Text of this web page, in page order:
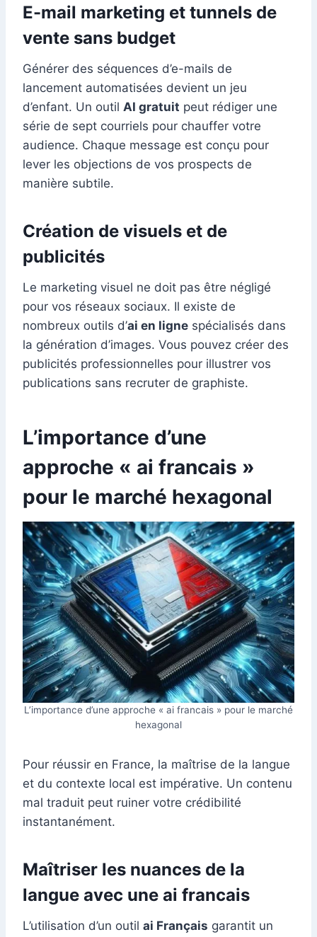
E-mail marketing et tunnels de
vente sans budget
Générer des séquences d’e-mails de
lancement automatisées devient un jeu
d’enfant. Un outil AI gratuit peut rédiger une
série de sept courriels pour chauffer votre
audience. Chaque message est conçu pour
lever les objections de vos prospects de
manière subtile.
Création de visuels et de
publicités
Le marketing visuel ne doit pas être négligé
pour vos réseaux sociaux. Il existe de
nombreux outils d’ai en ligne spécialisés dans
la génération d’images. Vous pouvez créer des
publicités professionnelles pour illustrer vos
publications sans recruter de graphiste.
L’importance d’une
approche « ai francais »
pour le marché hexagonal
L’importance d’une approche « ai francais » pour le marché
hexagonal
Pour réussir en France, la maîtrise de la langue
et du contexte local est impérative. Un contenu
mal traduit peut ruiner votre crédibilité
instantanément.
Maîtriser les nuances de la
langue avec une ai francais
L’utilisation d’un outil ai Français garantit un